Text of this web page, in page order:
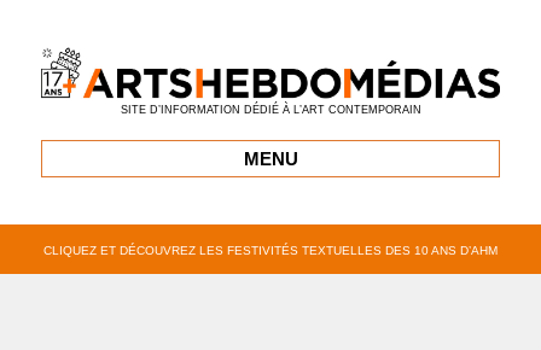
SITE D’INFORMATION DÉDIÉ À L’ART CONTEMPORAIN
MENU
CLIQUEZ ET DÉCOUVREZ LES FESTIVITÉS TEXTUELLES DES 10 ANS D’AHM